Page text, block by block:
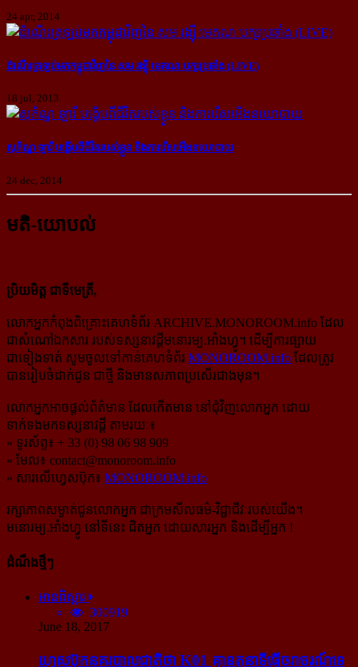
24 apr, 2014
ដំណើរ​ត្រឡប់​មក​កម្ពុជា​វិញ​នៃ​ សម រង្ស៊ី មេ​គណៈ​បក្ស​ប្រឆាំង (LIVE)
18 jul, 2013
សុភ័ណ្ឌ ឡារី បង្ហើប​​ពី​​ជីវិត​​របស់​​ខ្លួន និង​​ការ​​រើស​​អើង​នយោបាយ
24 dec, 2014
មតិ-យោបល់
ប្រិយមិត្ត ជាទីមេត្រី,
លោកអ្នកកំពុងពិគ្រោះគេហទំព័រ ARCHIVE.MONOROOM.info ដែល
ជាសំណៅឯកសារ របស់ទស្សនាវដ្ដីមនោរម្យ.អាំងហ្វូ។ ដើម្បីការផ្សាយ
ជាទៀងទាត់ សូមចូលទៅកាន់​គេហទំព័រ MONOROOM.info ដែលត្រូវ
បានរៀបចំដាក់ជូន ជាថ្មី និងមានសភាពប្រសើរជាងមុន។
លោកអ្នកអាចផ្ដល់ព័ត៌មាន ដែលកើតមាន នៅជុំវិញលោកអ្នក ដោយ
ទាក់ទងមកទស្សនាវដ្ដី តាមរយៈ៖
» ទូរស័ព្ទ៖ + 33 (0) 98 06 98 909
» មែល៖ contact@monoroom.info
» សារលើហ្វេសប៊ុក៖ MONOROOM.info
រក្សាភាពសម្ងាត់ជូនលោកអ្នក ជាក្រមសីលធម៌-​វិជ្ជាជីវៈ​របស់យើង។
មនោរម្យ.អាំងហ្វូ នៅទីនេះ ជិតអ្នក ដោយសារអ្នក និងដើម្បីអ្នក !
ដំណឹងថ្មីៗ
អានពិស្ដារ
300919
June 18, 2017
ហ្វេសប៊ុក​នគរបាល​ជាតិ​ថា K01 គ្មាន​តួនាទី​ធ្វើ​ចរាចរណ៍​ទេ